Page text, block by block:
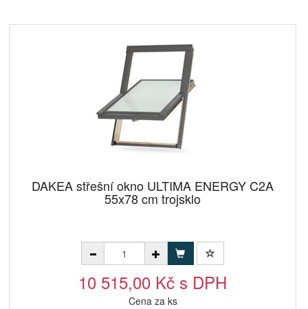
DAKEA střešní okno ULTIMA ENERGY C2A
55x78 cm trojsklo
10 515,00 Kč s DPH
Cena za ks